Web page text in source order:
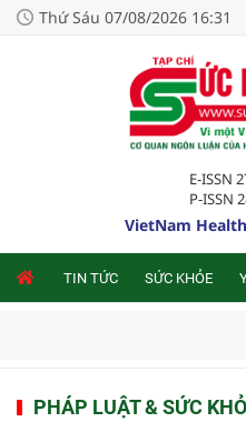
Thứ Sáu 07/08/2026 16:31
E-ISSN
P-ISSN
VietNam
TIN TỨC SỨC KHỎE
PHÁP LUẬT & SỨC